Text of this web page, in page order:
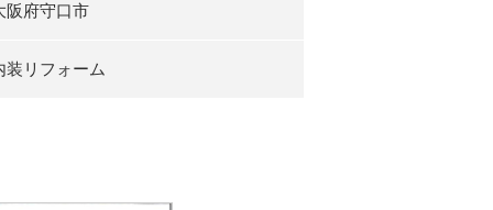
阪府守口市
装リフォーム